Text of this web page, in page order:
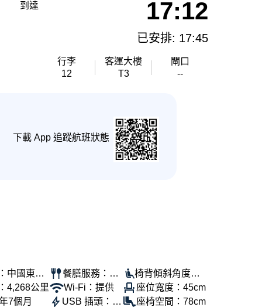
到達 17:12
已安排: 17:45
行李
12
客運大樓
T3
閘口
--
下載 App 追蹤航班狀態
中國東方
4,268公里
7個月
餐膳服務：提
供
Wi-Fi：提供
USB 插頭：提
椅背傾斜角度：1
10°
座位寬度：45cm
座椅空間：78cm